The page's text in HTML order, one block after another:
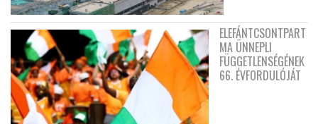
ELEFÁNTCSONTPART
MA ÜNNEPLI
FÜGGETLENSÉGÉNEK
66. ÉVFORDULÓJÁT